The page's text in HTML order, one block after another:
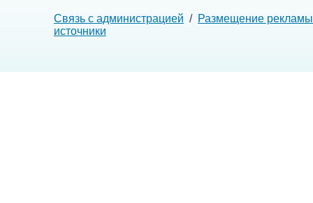
Связь с администрацией / Размещение рекламы
источники